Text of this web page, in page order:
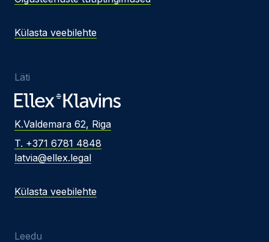
Külasta veebilehte
Läti
K.Valdemara 62, Riga
T. +371 6781 4848
latvia@ellex.legal
Külasta veebilehte
Leedu